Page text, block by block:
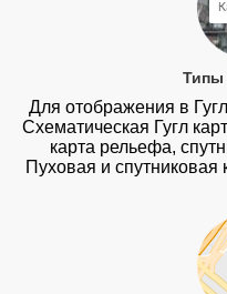
Типы
Для отображения в
Схематическая Гугл
карта рельефа,
Пуховая и спутниковая